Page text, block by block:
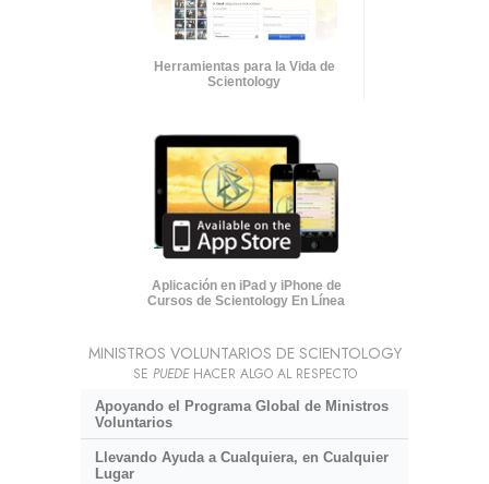
Herramientas para la Vida de
Scientology
Aplicación en iPad y iPhone de
Cursos de Scientology En Línea
MINISTROS VOLUNTARIOS DE SCIENTOLOGY
SE PUEDEHACER ALGO AL RESPECTO
Apoyando el Programa Global de Ministros
Voluntarios
Llevando Ayuda a Cualquiera, en Cualquier
Lugar